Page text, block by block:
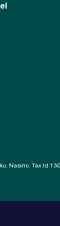
Nasimi, Tax Id